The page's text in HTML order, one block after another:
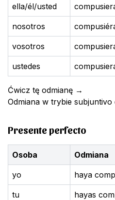
ella/él/usted
nosotros
vosotros
ustedes
Ćwicz tę odmianę →
Odmiana w trybie subjuntivo
Presente perfecto
Osoba Odmiana
yo haya
tu hayas